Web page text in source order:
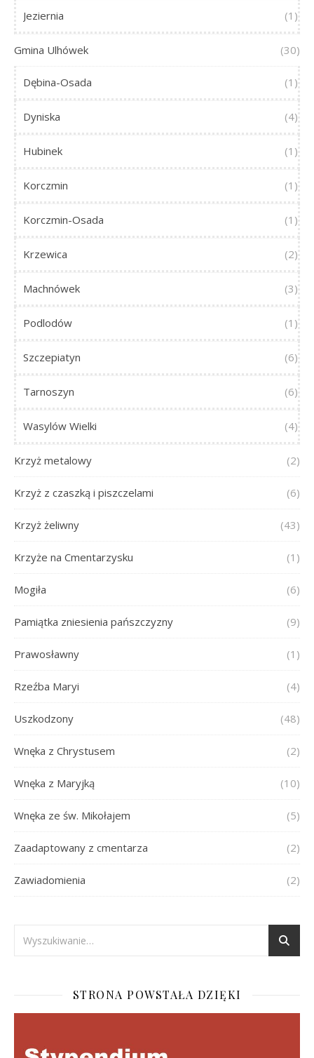
Jeziernia (1)
Gmina Ulhówek (30)
Dębina-Osada (1)
Dyniska (4)
Hubinek (1)
Korczmin (1)
Korczmin-Osada (1)
Krzewica (2)
Machnówek (3)
Podlodów (1)
Szczepiatyn (6)
Tarnoszyn (6)
Wasylów Wielki (4)
Krzyż metalowy (2)
Krzyż z czaszką i piszczelami (6)
Krzyż żeliwny (43)
Krzyże na Cmentarzysku (1)
Mogiła (6)
Pamiątka zniesienia pańszczyzny (9)
Prawosławny (1)
Rzeźba Maryi (4)
Uszkodzony (48)
Wnęka z Chrystusem (2)
Wnęka z Maryjką (10)
Wnęka ze św. Mikołajem (5)
Zaadaptowany z cmentarza (2)
Zawiadomienia (2)
STRONA POWSTAŁA DZIĘKI